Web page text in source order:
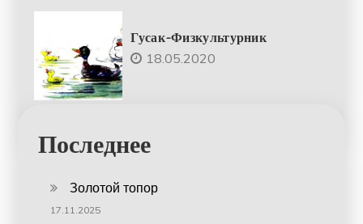
Гусак-Физкультурник
18.05.2020
Последнее
Золотой топор
17.11.2025